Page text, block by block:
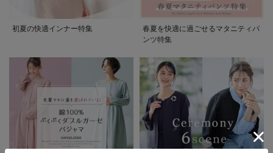
初夏の快適インナー特集
春夏を快適に過ごせるマタニティパ
ンツ特集